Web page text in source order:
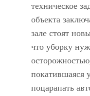
техническое
объекта
зале стоят
что уборку
покатившаяся
поцарапать